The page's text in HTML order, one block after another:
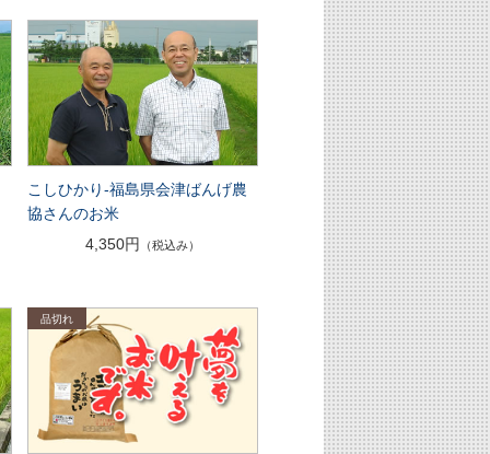
こしひかり-福島県会津ばんげ農
協さんのお米
4,350円
（税込み）